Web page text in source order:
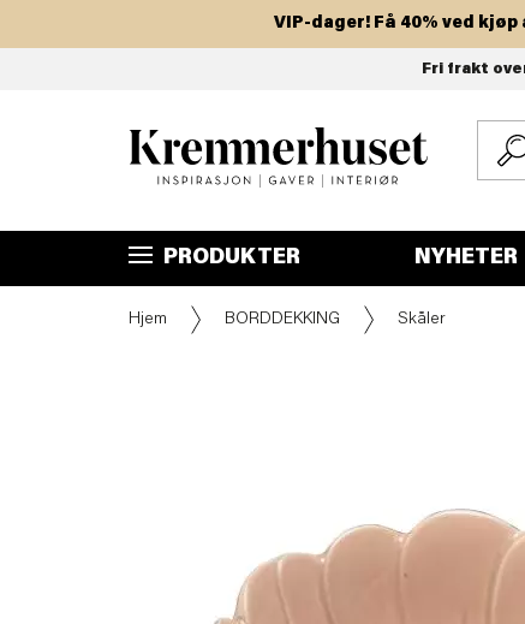
Hopp
VIP-dager! Få 40% ved kjøp
Fri frakt
PRODUKTER NYHETER
Hjem BORDDEKKING Skåler